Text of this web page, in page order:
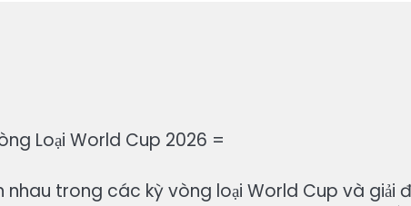
Loại World Cup 2026 =
trong các kỳ vòng loại World Cup và giải